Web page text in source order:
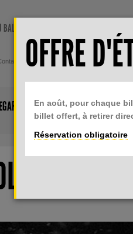
BAL
Newsletter Billetterie
ÉDITIONS
Livres du BAL BAL
OFFRE
En août, pour chaque
billet offert, à retirer
Réservation obligatoire